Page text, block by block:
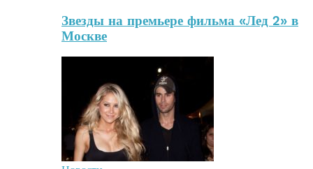
Звезды на премьере фильма «Лед 2» в
Москве